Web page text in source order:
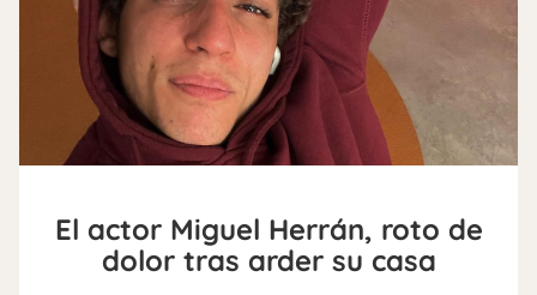
El actor Miguel Herrán, roto de
dolor tras arder su casa